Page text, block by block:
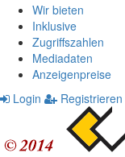
Wir bieten
Inklusive
Zugriffszahlen
Mediadaten
Anzeigenpreise
Login
Registrieren